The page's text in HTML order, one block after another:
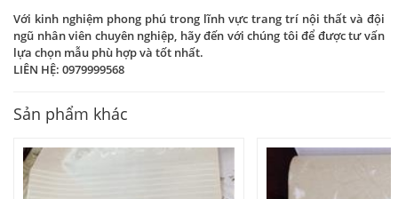
Với kinh nghiệm phong phú trong lĩnh vực trang trí nội thất và đội
ngũ nhân viên chuyên nghiệp, hãy đến với chúng tôi để được tư vấn
lựa chọn mẫu phù hợp và tốt nhất.
LIÊN HỆ: 0979999568
Sản phẩm khác